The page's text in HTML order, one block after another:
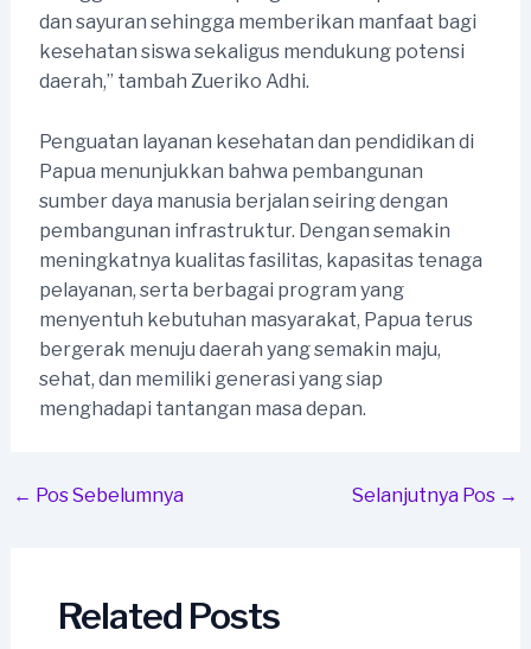
dan sayuran sehingga memberikan manfaat bagi
kesehatan siswa sekaligus mendukung potensi
daerah,” tambah Zueriko Adhi.
Penguatan layanan kesehatan dan pendidikan di
Papua menunjukkan bahwa pembangunan
sumber daya manusia berjalan seiring dengan
pembangunan infrastruktur. Dengan semakin
meningkatnya kualitas fasilitas, kapasitas tenaga
pelayanan, serta berbagai program yang
menyentuh kebutuhan masyarakat, Papua terus
bergerak menuju daerah yang semakin maju,
sehat, dan memiliki generasi yang siap
menghadapi tantangan masa depan.
Post
← Pos Sebelumnya Selanjutnya Pos →
Related Posts